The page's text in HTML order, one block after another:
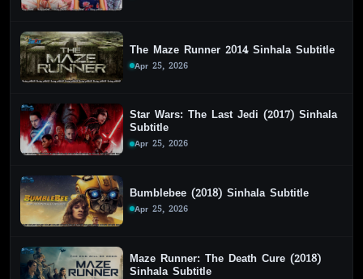
The Maze Runner 2014 Sinhala Subtitle
Apr 25, 2026
Star Wars: The Last Jedi (2017) Sinhala
Subtitle
Apr 25, 2026
Bumblebee (2018) Sinhala Subtitle
Apr 25, 2026
Maze Runner: The Death Cure (2018)
Sinhala Subtitle